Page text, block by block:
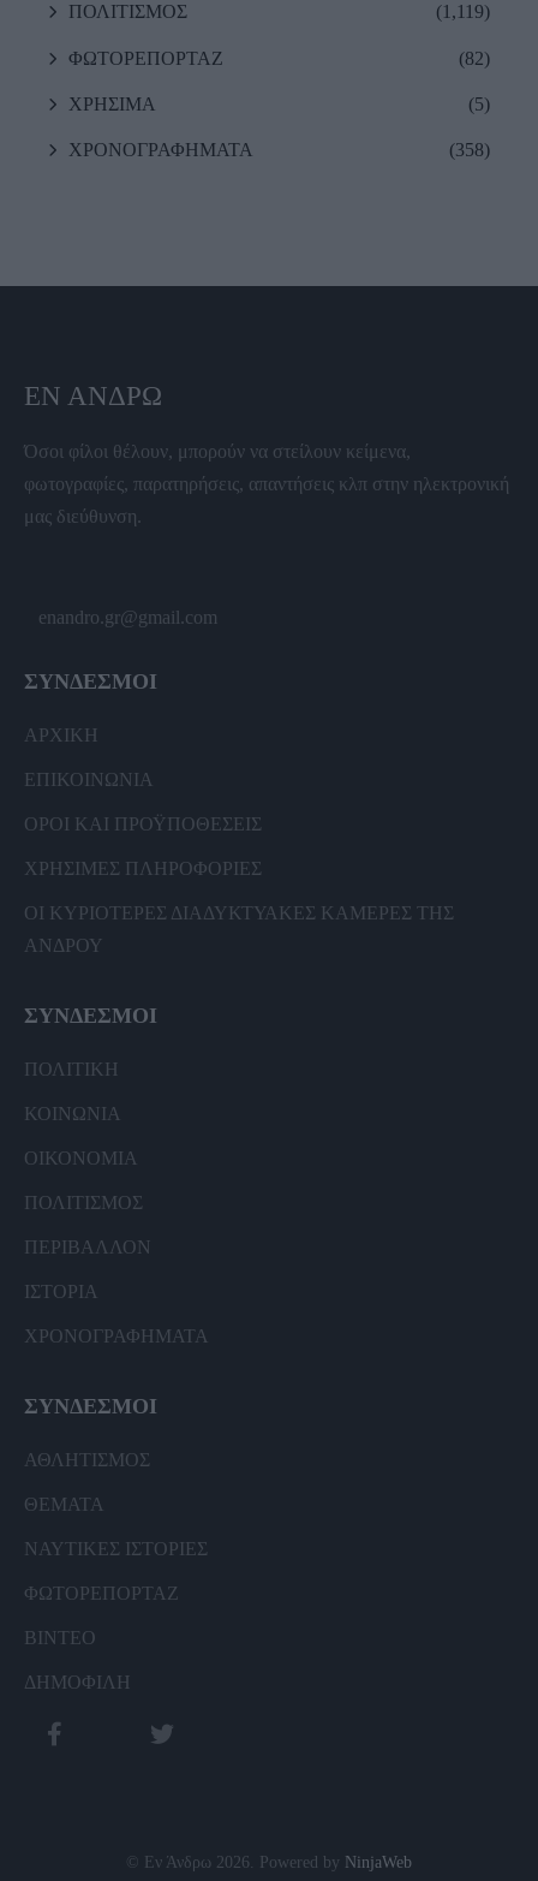
ΠΟΛΙΤΙΣΜΟΣ (1,119)
ΦΩΤΟΡΕΠΟΡΤΑΖ (82)
ΧΡΗΣΙΜΑ (5)
ΧΡΟΝΟΓΡΑΦΗΜΑΤΑ (358)
ΕΝ ΆΝΔΡΩ
Όσοι φίλοι θέλουν, μπορούν να στείλουν κείμενα,
φωτογραφίες, παρατηρήσεις, απαντήσεις κλπ στην ηλεκτρονική
μας διεύθυνση.
enandro.gr@gmail.com
ΣΥΝΔΕΣΜΟΙ
ΑΡΧΙΚΗ
ΕΠΙΚΟΙΝΩΝΙΑ
ΟΡΟΙ ΚΑΙ ΠΡΟΫΠΟΘΕΣΕΙΣ
ΧΡΗΣΙΜΕΣ ΠΛΗΡΟΦΟΡΙΕΣ
ΟΙ ΚΥΡΙΟΤΕΡΕΣ ΔΙΑΔΥΚΤΥΑΚΕΣ ΚΑΜΕΡΕΣ ΤΗΣ
ΑΝΔΡΟΥ
ΣΥΝΔΕΣΜΟΙ
ΠΟΛΙΤΙΚΗ
ΚΟΙΝΩΝΙΑ
ΟΙΚΟΝΟΜΙΑ
ΠΟΛΙΤΙΣΜΟΣ
ΠΕΡΙΒΑΛΛΟΝ
ΙΣΤΟΡΙΑ
ΧΡΟΝΟΓΡΑΦΗΜΑΤΑ
ΣΥΝΔΕΣΜΟΙ
ΑΘΛΗΤΙΣΜΟΣ
ΘΕΜΑΤΑ
ΝΑΥΤΙΚΕΣ ΙΣΤΟΡΙΕΣ
ΦΩΤΟΡΕΠΟΡΤΑΖ
ΒΙΝΤΕΟ
ΔΗΜΟΦΙΛΗ
© Εν Άνδρω 2026. Powered by NinjaWeb